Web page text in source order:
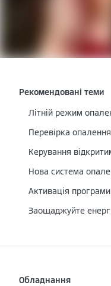
Рекомендовані теми
Літній режим
Перевірка опалення
Керування
Нова система
Активація
Обладнання